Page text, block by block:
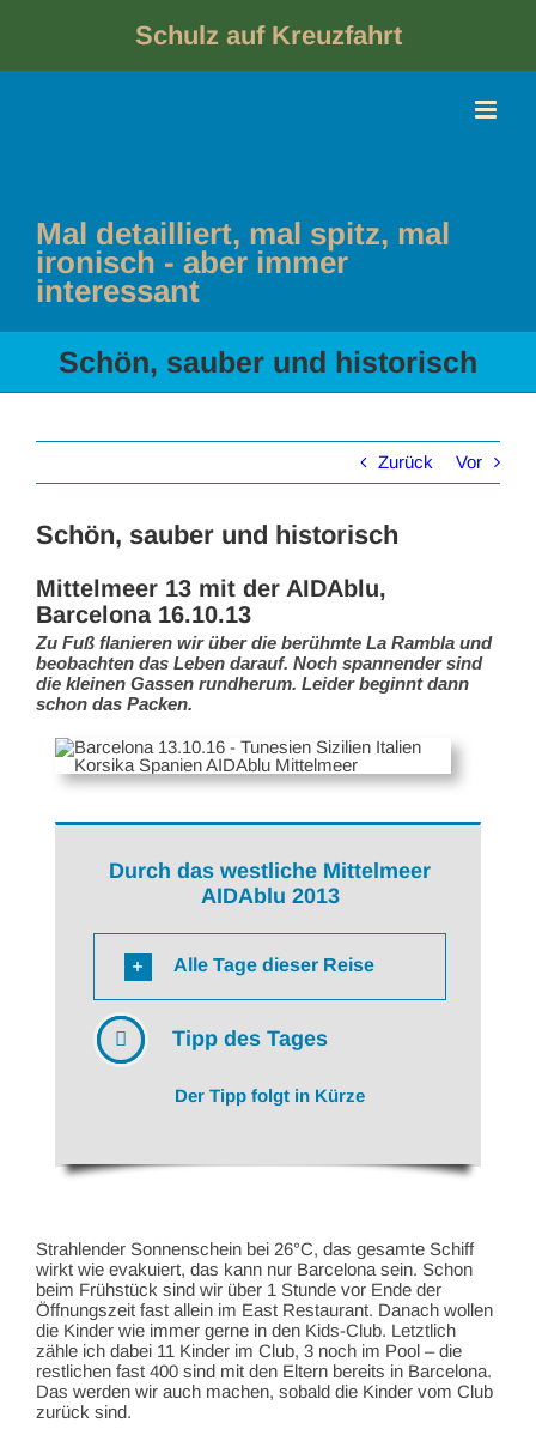
Schulz auf Kreuzfahrt
Mal detailliert, mal spitz, mal
ironisch - aber immer
interessant
Schön, sauber und historisch
Zurück Vor
Schön, sauber und historisch
Mittelmeer 13 mit der AIDAblu,
Barcelona 16.10.13
Zu Fuß flanieren wir über die berühmte La Rambla und
beobachten das Leben darauf. Noch spannender sind
die kleinen Gassen rundherum. Leider beginnt dann
schon das Packen.
Durch das westliche Mittelmeer
AIDAblu 2013
Alle Tage dieser Reise
Tipp des Tages
Der Tipp folgt in Kürze
Strahlender Sonnenschein bei 26°C, das gesamte Schiff
wirkt wie evakuiert, das kann nur Barcelona sein. Schon
beim Frühstück sind wir über 1 Stunde vor Ende der
Öffnungszeit fast allein im East Restaurant. Danach wollen
die Kinder wie immer gerne in den Kids-Club. Letztlich
zähle ich dabei 11 Kinder im Club, 3 noch im Pool – die
restlichen fast 400 sind mit den Eltern bereits in Barcelona.
Das werden wir auch machen, sobald die Kinder vom Club
zurück sind.